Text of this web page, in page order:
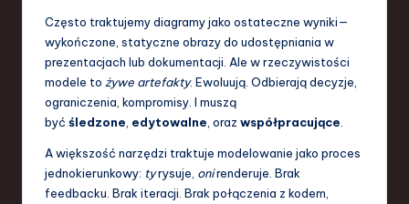
ti
o
Często traktujemy diagramy jako ostateczne wyniki—
wykończone, statyczne obrazy do udostępniania w
prezentacjach lub dokumentacji. Ale w rzeczywistości
modele to żywe artefakty. Ewoluują. Odbierają decyzje,
ograniczenia, kompromisy. I muszą
być śledzone edytowalne , oraz współpracujące
A większość narzędzi traktuje modelowanie jako proces
jednokierunkowy: tyrysuje, onirenderuje. Brak
feedbacku. Brak iteracji. Brak połączenia z kodem,